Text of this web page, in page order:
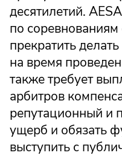
десятилетий.
по соревнованиям
прекратить
на время
также требует
арбитров
репутационный и
ущерб и обязать
выступить с